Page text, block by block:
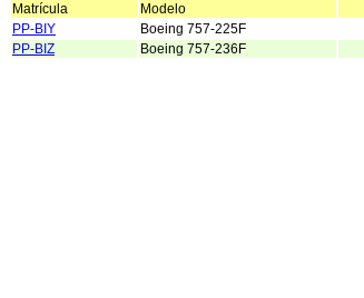
Matrícula Modelo
PP-BIY
Boeing 757-225F
PP-BIZ
Boeing 757-236F